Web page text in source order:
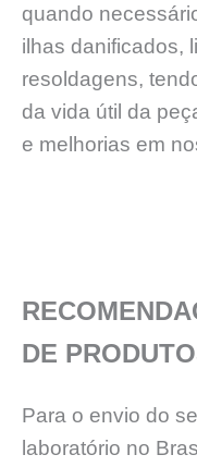
quando
ilhas danificados,
resoldagens,
da vida útil da
e melhorias em
DE
Para o envio do
laboratório no